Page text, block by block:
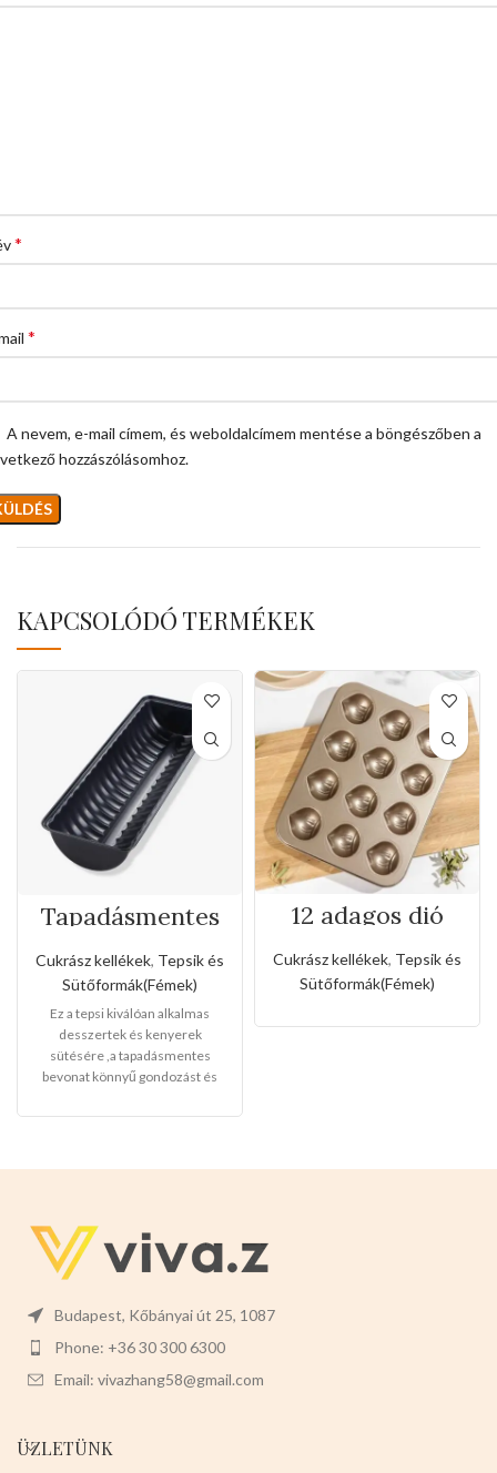
*
*
A nevem, e-mail címem, és weboldalcímem mentése a böngészőben a
hozzászólásomhoz.
KAPCSOLÓDÓ TERMÉKEK
Tapadásmentes
forma(Közepes
méret)
Cukrász kellékek, Tepsik és
Sütőformák(Fémek)
Ez a tepsi kiválóan alkalmas
desszertek és kenyerek
sütésére ,a tapadásmentes
bevonat könnyű gondozást és
könnyen levehet,ez megkönnyíti
12 adagos dió
formájú tepsi
Cukrász kellékek, Tepsik és
Sütőformák(Fémek)
Budapest, Kőbányai út 25, 1087
Phone: +36 30 300 6300
Email: vivazhang58@gmail.com
ÜZLETÜNK